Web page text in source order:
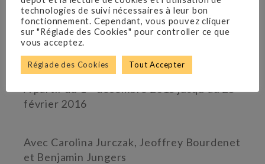
Florian Zeller
Théâtre de Poche Montparnasse
Á partir du 1
décembre 2015 jusqu’au 25
février 2016
Avec Carolina Jurczak, Jeoffrey Bourdenet
et Benjamin Jungers
technologies de suivi nécessaires à leur bon
fonctionnement. Cependant, vous pouvez cliquer
sur "Réglade des Cookies" pour controller ce que
vous acceptez.
Réglade des Cookies Tout Accepter